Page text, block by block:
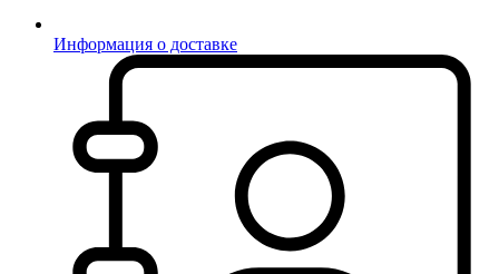
Информация о доставке